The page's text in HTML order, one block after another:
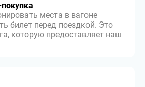
места в вагоне
билет перед поездкой. Это
которую предоставляет наш